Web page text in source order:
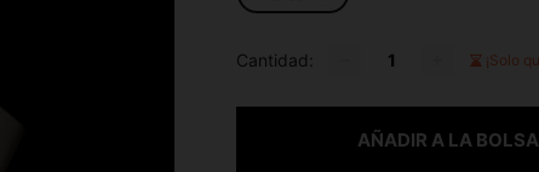
Cantidad: ¡Solo
AÑADIR A LA BOLSA